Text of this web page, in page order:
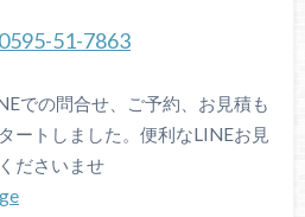
0595-51-7863
での問合せ、ご予約、お見積も
ートしました。便利なLINEお見
ださいませ